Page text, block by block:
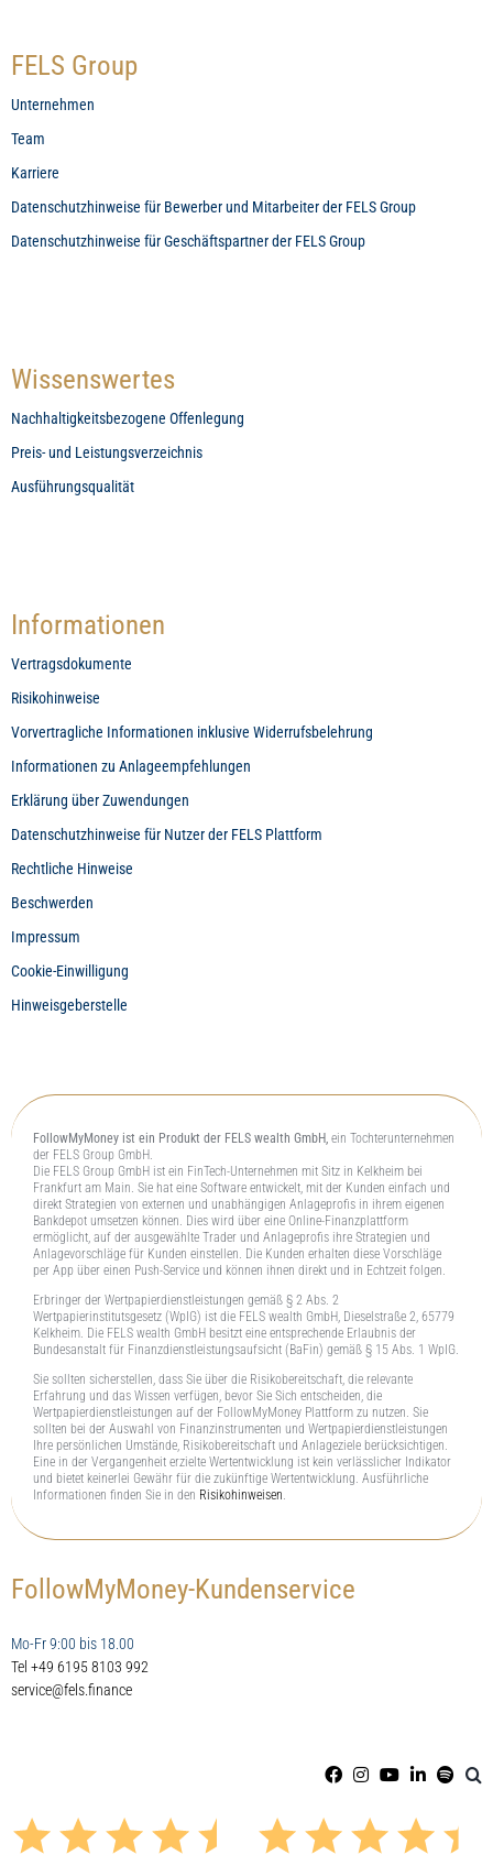
FELS Group
Unternehmen
Team
Karriere
Datenschutzhinweise für Bewerber und Mitarbeiter der FELS Group
Datenschutzhinweise für Geschäftspartner der FELS Group
Wissenswertes
Nachhaltigkeitsbezogene Offenlegung
Preis- und Leistungsverzeichnis
Ausführungsqualität
Informationen
Vertragsdokumente
Risikohinweise
Vorvertragliche Informationen inklusive Widerrufsbelehrung
Informationen zu Anlageempfehlungen
Erklärung über Zuwendungen
Datenschutzhinweise für Nutzer der FELS Plattform
Rechtliche Hinweise
Beschwerden
Impressum
Cookie-Einwilligung
Hinweisgeberstelle
FollowMyMoney ist ein Produkt der FELS wealth GmbH,ein Tochterunternehmen
der FELS Group GmbH.
Die FELS Group GmbH ist ein FinTech-Unternehmen mit Sitz in Kelkheim bei
Frankfurt am Main. Sie hat eine Software entwickelt, mit der Kunden einfach und
direkt Strategien von externen und unabhängigen Anlageprofis in ihrem eigenen
Bankdepot umsetzen können. Dies wird über eine Online-Finanzplattform
ermöglicht, auf der ausgewählte Trader und Anlageprofis ihre Strategien und
Anlagevorschläge für Kunden einstellen. Die Kunden erhalten diese Vorschläge
per App über einen Push-Service und können ihnen direkt und in Echtzeit folgen.
Erbringer der Wertpapierdienstleistungen gemäß § 2 Abs. 2
Wertpapierinstitutsgesetz (WpIG) ist die FELS wealth GmbH, Dieselstraße 2, 65779
Kelkheim. Die FELS wealth GmbH besitzt eine entsprechende Erlaubnis der
Bundesanstalt für Finanzdienstleistungsaufsicht (BaFin) gemäß § 15 Abs. 1 WpIG.
Sie sollten sicherstellen, dass Sie über die Risikobereitschaft, die relevante
Erfahrung und das Wissen verfügen, bevor Sie Sich entscheiden, die
Wertpapierdienstleistungen auf der FollowMyMoney Plattform zu nutzen. Sie
sollten bei der Auswahl von Finanzinstrumenten und Wertpapierdienstleistungen
Ihre persönlichen Umstände, Risikobereitschaft und Anlageziele berücksichtigen.
Eine in der Vergangenheit erzielte Wertentwicklung ist kein verlässlicher Indikator
und bietet keinerlei Gewähr für die zukünftige Wertentwicklung. Ausführliche
Informationen finden Sie in den Risikohinweisen.
FollowMyMoney-Kundenservice
Mo-Fr 9:00 bis 18.00
Tel +49 6195 8103 992
service@fels.finance